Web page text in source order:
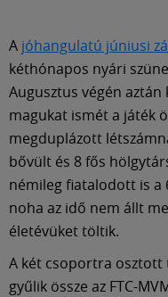
A jóhangulatú júniusi
kéthónapos nyári
Augusztus végén
magukat ismét a játék
megduplázott
bővült és 8 fős
némileg fiatalodott is a
noha az idő nem állt
életévüket töltik.
A két csoportra osztott
gyűlik össze az FTC-
Szolgáltatások
Shop
Közösség
Múzeum
English